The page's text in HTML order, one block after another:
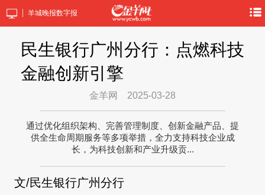
羊城晚报数字报
民生银行广州分行：点燃科技
金融创新引擎
金羊网 2025-03-28
通过优化组织架构、完善管理制度、创新金融产品、提
供全生命周期服务等多项举措，全力支持科技企业成
长，为科技创新和产业升级贡...
文/民生银行广州分行